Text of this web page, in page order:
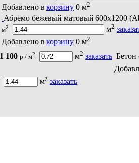
Добавлено в корзину 0 м2
Абремо бежевый матовый 600х1200
м2 м2
Добавлено в корзину 0 м2
1 100 р / м2 м2 заказать Бетон
м2 заказать